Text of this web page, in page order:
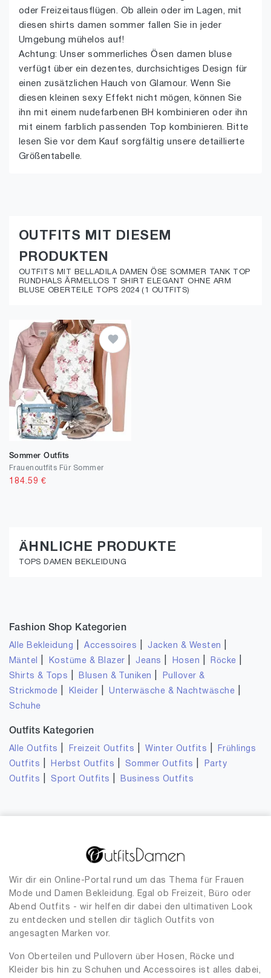
oder Freizeitausflügen. Ob allein oder im Lagen, mit
diesen shirts damen sommer fallen Sie in jeder
Umgebung mühelos auf!
Achtung: Unser sommerliches Ösen damen bluse
verfügt über ein dezentes, durchsichtiges Design für
einen zusätzlichen Hauch von Glamour. Wenn Sie
diesen kleinen sexy Effekt nicht mögen, können Sie
ihn mit einem nudefarbenen BH kombinieren oder ihn
mit einem farblich passenden Top kombinieren. Bitte
lesen Sie vor dem Kauf sorgfältig unsere detaillierte
Größentabelle.
OUTFITS MIT DIESEM
PRODUKTEN
OUTFITS MIT BELLADILA DAMEN ÖSE SOMMER TANK TOP
RUNDHALS ÄRMELLOS T SHIRT ELEGANT OHNE ARM
BLUSE OBERTEILE TOPS 2024 (1 OUTFITS)
Sommer Outfits
Frauenoutfits Für Sommer
184.59 €
ÄHNLICHE PRODUKTE
TOPS DAMEN BEKLEIDUNG
Fashion Shop Kategorien
Alle Bekleidung |Accessoires Jacken & Westen
Mäntel Kostüme & Blazer Jeans Hosen Röcke
Shirts & Tops Blusen & Tuniken
Pullover &
Strickmode
Kleider |Unterwäsche & Nachtwäsche
Schuhe
Outfits Kategorien
Alle Outfits Freizeit Outfits |Winter Outfits
Frühlings
Outfits
Herbst Outfits Sommer Outfits
Party
Outfits
Sport Outfits Business Outfits
Wir dir ein Online-Portal rund um das Thema für Frauen
Mode und Damen Bekleidung. Egal ob Freizeit, Büro oder
Abend Outfits - wir helfen dir dabei den ultimativen Look
zu entdecken und stellen dir täglich Outfits von
angesagten Marken vor.
Von Oberteilen und Pullovern über Hosen, Röcke und
Kleider bis hin zu Schuhen und Accessoires ist alles dabei,